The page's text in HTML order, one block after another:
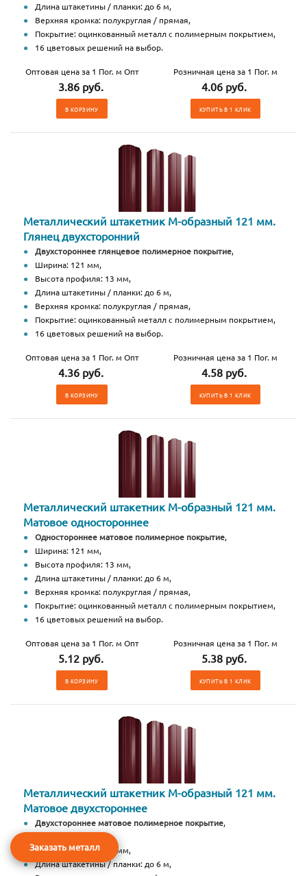
Длина штакетины / планки: до 6 м,
Верхняя кромка: полукруглая / прямая,
Покрытие: оцинкованный металл с полимерным покрытием,
16 цветовых решений на выбор.
Оптовая цена за 1 Пог. м Опт
3.86 руб.
В КОРЗИНУ
Розничная цена за 1 Пог. м
4.06 руб.
КУПИТЬ В 1 КЛИК
Металлический штакетник М-образный 121 мм.
Глянец двухсторонний
Двухстороннее глянцевое полимерное покрытие,
Ширина: 121 мм,
Высота профиля: 13 мм,
Длина штакетины / планки: до 6 м,
Верхняя кромка: полукруглая / прямая,
Покрытие: оцинкованный металл с полимерным покрытием,
16 цветовых решений на выбор.
Оптовая цена за 1 Пог. м Опт
4.36 руб.
В КОРЗИНУ
Розничная цена за 1 Пог. м
4.58 руб.
КУПИТЬ В 1 КЛИК
Металлический штакетник М-образный 121 мм.
Матовое одностороннее
Одностороннее матовое полимерное покрытие,
Ширина: 121 мм,
Высота профиля: 13 мм,
Длина штакетины / планки: до 6 м,
Верхняя кромка: полукруглая / прямая,
Покрытие: оцинкованный металл с полимерным покрытием,
16 цветовых решений на выбор.
Оптовая цена за 1 Пог. м Опт
5.12 руб.
В КОРЗИНУ
Розничная цена за 1 Пог. м
5.38 руб.
КУПИТЬ В 1 КЛИК
Металлический штакетник М-образный 121 мм.
Матовое двухстороннее
Двухстороннее матовое полимерное покрытие,
Высота профиля: 13 мм,
Длина штакетины / планки: до 6 м,
Заказать металл